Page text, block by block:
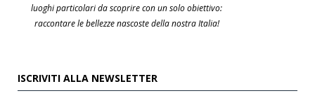
luoghi particolari da scoprire con un solo obiettivo:
raccontare le bellezze nascoste della nostra Italia!
ISCRIVITI ALLA NEWSLETTER